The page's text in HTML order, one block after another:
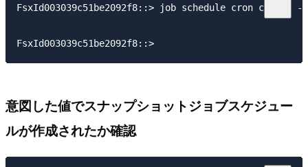
FsxId003039c51be2092f8::> job schedule cron create -
意図した値でスナップショットジョブスケジュー
ルが作成されたか確認